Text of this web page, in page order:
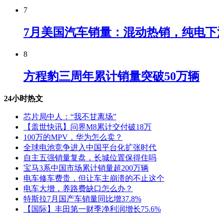
7
7月美国汽车销量：混动热销，纯电
8
方程豹三周年累计销量突破50万辆
24小时热文
芯片局中人：“我不甘离场”
【盖世快讯】问界M8累计交付破18万
100万的MPV，华为怎么卖？
全球电池竞争进入中国平台化扩张时代
自主五强销量复盘，长城位置保得住吗
宝马3系中国市场累计销量超200万辆
电车修车费贵，但让车主崩溃的不止这个
电车大增，养路费缺口怎么办？
特斯拉7月国产车销量同比增37.8%
【国际】丰田第一财季净利润增长75.6%